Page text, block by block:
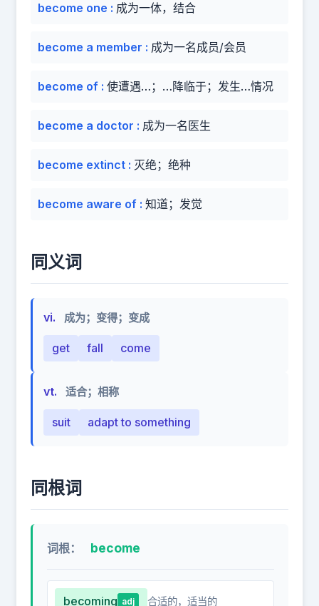
become one : 成为一体，结合
become a member : 成为一名成员/会员
become of : 使遭遇…；…降临于；发生…情况
become a doctor : 成为一名医生
become extinct : 灭绝；绝种
become aware of : 知道；发觉
同义词
vi. 成为；变得；变成
get fall come
vt. 适合；相称
suit adapt to something
同根词
词根： become
becoming adj 合适的，适当的